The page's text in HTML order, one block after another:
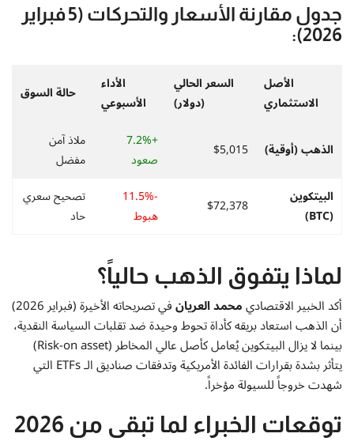
جدول مقارنة الأسعار والتحركات (5 فبراير
2026):
الأصل
الاستثماري
السعر الحالي
(دولار)
الأداء
الأسبوعي
حالة السوق
الذهب (أوقية) $5,015
+7.2%
صعود
ملاذ آمن
مفضل
البيتكوين
(BTC)
$72,378
-11.5%
هبوط
تصحيح سعري
حاد
لماذا يتفوق الذهب حالياً؟
أكد الخبير الاقتصاديمحمد العريان في تصريحاته الأخيرة (فبراير 2026)
أن الذهب استعاد بريقه كأداة تحوط وحيدة ضد تقلبات السياسة النقدية،
بينما لا يزال البيتكوين يُعامل كأصل عالي المخاطر (Risk-on asset)
يتأثر بشدة بقرارات الفائدة الأمريكية وتدفقات صناديق الـ ETFs التي
شهدت خروجاً للسيولة مؤخراً.
توقعات الخبراء لما تبقى من 2026